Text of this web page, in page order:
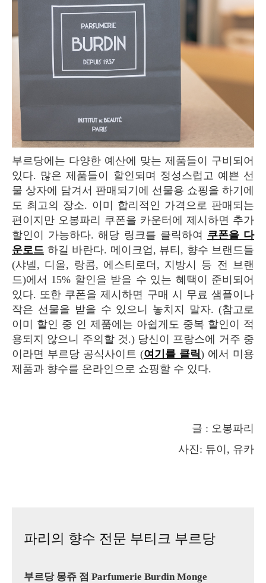
부르당에는 다양한 예산에 맞는 제품들이 구비되어
있다. 많은 제품들이 할인되며 정성스럽고 예쁜 선
물 상자에 담겨서 판매되기에 선물용 쇼핑을 하기에
도 최고의 장소. 이미 합리적인 가격으로 판매되는
편이지만 오봉파리 쿠폰을 카운터에 제시하면 추가
할인이 가능하다. 해당 링크를 클릭하여 쿠폰을 다
운로드 하길 바란다. 메이크업, 뷰티, 향수 브랜드들
(샤넬, 디올, 랑콤, 에스티로더, 지방시 등 전 브랜
드)에서 15% 할인을 받을 수 있는 혜택이 준비되어
있다. 또한 쿠폰을 제시하면 구매 시 무료 샘플이나
작은 선물을 받을 수 있으니 놓치지 말자. (참고로
이미 할인 중 인 제품에는 아쉽게도 중복 할인이 적
용되지 않으니 주의할 것.) 당신이 프랑스에 거주 중
이라면 부르당 공식사이트 (여기를 클릭) 에서 미용
제품과 향수를 온라인으로 쇼핑할 수 있다.
글 : 오봉파리
사진: 튜이, 유카
파리의 향수 전문 부티크 부르당
부르당 몽쥬 점 Parfumerie Burdin Monge